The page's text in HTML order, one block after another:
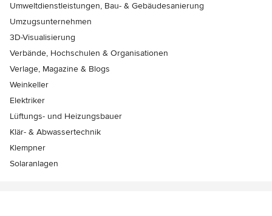
Umweltdienstleistungen, Bau- & Gebäudesanierung
Umzugsunternehmen
3D-Visualisierung
Verbände, Hochschulen & Organisationen
Verlage, Magazine & Blogs
Weinkeller
Elektriker
Lüftungs- und Heizungsbauer
Klär- & Abwassertechnik
Klempner
Solaranlagen